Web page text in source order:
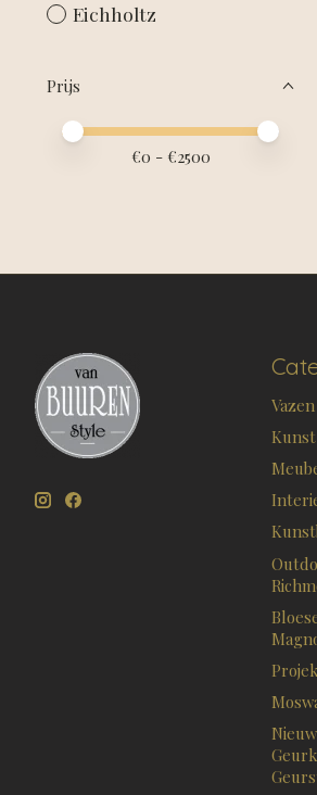
Eichholtz
Prijs
Minimale prijswaarde
Price maximum value
€0 - €2500